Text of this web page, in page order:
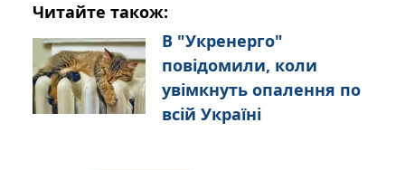
Читайте також:
В "Укренерго"
повідомили, коли
увімкнуть опалення по
всій Україні